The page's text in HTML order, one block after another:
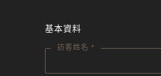
基本資料
訪客姓名 *